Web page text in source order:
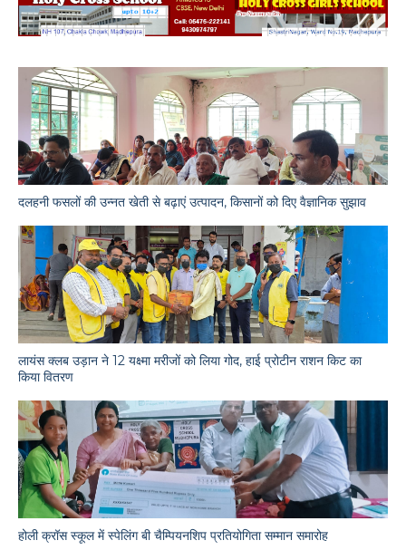
दलहनी फसलों की उन्नत खेती से बढ़ाएं उत्पादन, किसानों को दिए वैज्ञानिक सुझाव
लायंस क्लब उड़ान ने 12 यक्ष्मा मरीजों को लिया गोद, हाई प्रोटीन राशन किट का
किया वितरण
होली क्रॉस स्कूल में स्पेलिंग बी चैम्पियनशिप प्रतियोगिता सम्मान समारोह